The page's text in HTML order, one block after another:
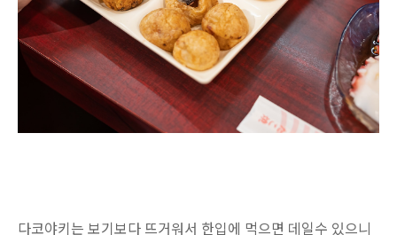
다코야키는 보기보다 뜨거워서 한입에 먹으면 데일수 있으니